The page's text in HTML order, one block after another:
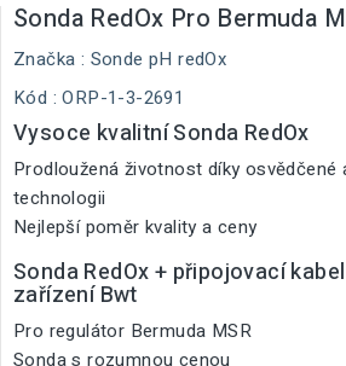
Sonda RedOx Pro Bermuda
Značka : Sonde pH redOx
Kód : ORP-1-3-2691
Vysoce kvalitní Sonda RedOx
Prodloužená životnost díky osvědčené
technologii
Nejlepší poměr kvality a ceny
Sonda RedOx + připojovací
zařízení Bwt
Pro regulátor Bermuda MSR
Sonda s rozumnou cenou